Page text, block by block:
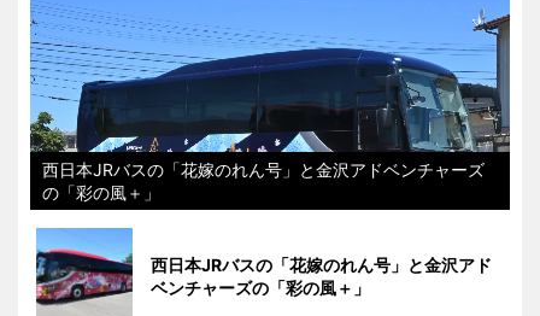
西日本JRバスの「花嫁のれん号」と金沢アドベンチャーズ
の「彩の風＋」
西日本JRバスの「花嫁のれん号」と金沢アド
ベンチャーズの「彩の風＋」